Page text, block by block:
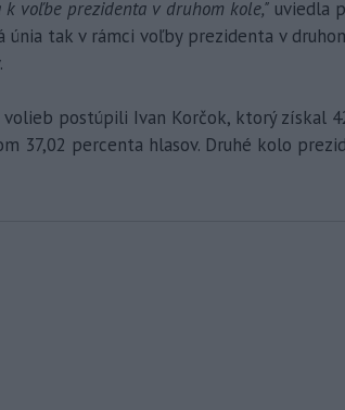
voľbe prezidenta v druhom kole," uviedla
únia tak v rámci voľby prezidenta v
postúpili Ivan Korčok, ktorý získal
37,02 percenta hlasov. Druhé kolo